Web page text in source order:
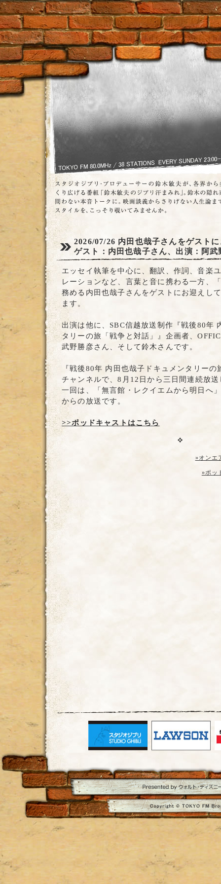
2026/07/26 内田也哉子さんをゲスト
ゲスト：内田也哉子さん、出演：阿武
エッセイ執筆を中心に、翻訳、作詞、音楽
レーションなど、言葉と音に携わる一方、
務める内田也哉子さんをゲストにお迎えし
ます。
出演は他に、SBC信越放送制作『戦後80年
タリーの旅「戦争と対話」』企画者、
武野勝彦さん、そして鈴木さんです。
『戦後80年 内田也哉子ドキュメンタリー
チャンネルで、8月12日から三日間連続放
一回は、「無言館・レクイエムから明日へ
からの放送です。
>>ポッドキャストはこちら
»オンエ
»ポッ